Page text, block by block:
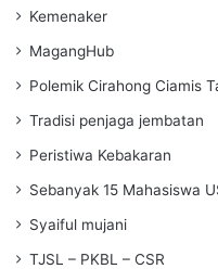
Kemenaker
MagangHub
Polemik Cirahong Ciamis
Tradisi penjaga jembatan
Peristiwa Kebakaran
Sebanyak 15 Mahasiswa
Syaiful mujani
TJSL – PKBL – CSR